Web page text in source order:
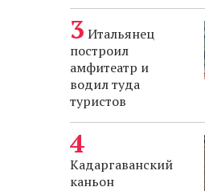
Итальянец
построил
амфитеатр и
водил туда
туристов
Кадаргаванский
каньон